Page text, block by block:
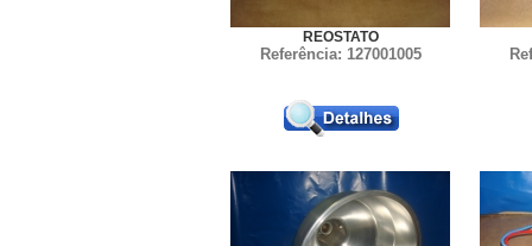
REOSTATO
Referência: 127001005